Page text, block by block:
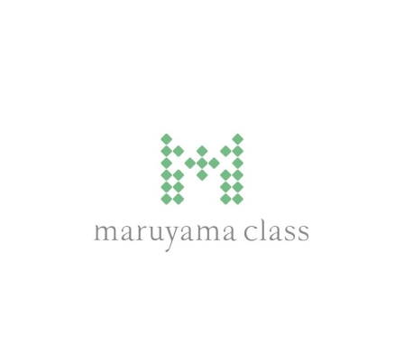
閉じる
Fashion & Life style floor
ファッション＆ライフスタイルフロア
営業時間 10:00 ~ 20:00